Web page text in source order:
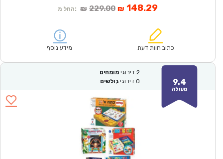
החל מ: ₪ 229.00המחיר
₪229.00.
₪ 148.29המחיר
הוא:
כתוב חוות דעת מידע נוסף
9.4
מעולה
2 דירוגי מומחים
0 דירוגי גולשים